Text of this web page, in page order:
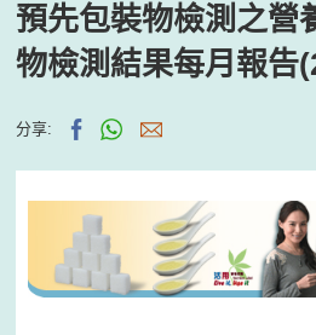
預先包裝物檢測之營
物檢測結果每月報告
分享: